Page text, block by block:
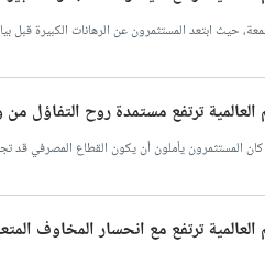
حيث ابتعد المستثمرون عن الرهانات الكبيرة
العالمية ترتفع مستمدة روح
المستثمرون يأملون أن يكون القطاع المصرفي قد
ترتفع مع انحسار المخاوف